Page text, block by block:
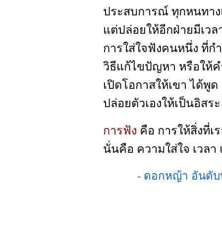
ประสบการณ์ ทุกหนทา
แต่ปล่อยให้อีกฝ่ายมีเว
การใส่ใจฟังคนหนึ่ง ที่ก
วิธีแก้ไขปัญหา หรือให้
เปิดโอกาสให้เขา ได้พู
ปล่อยตัวเองให้เป็นอิสระ
การฟัง คือ การให้สิ่งที่เ
นั่นคือ ความใส่ใจ เวล
- ดอกหญ้า อันดั